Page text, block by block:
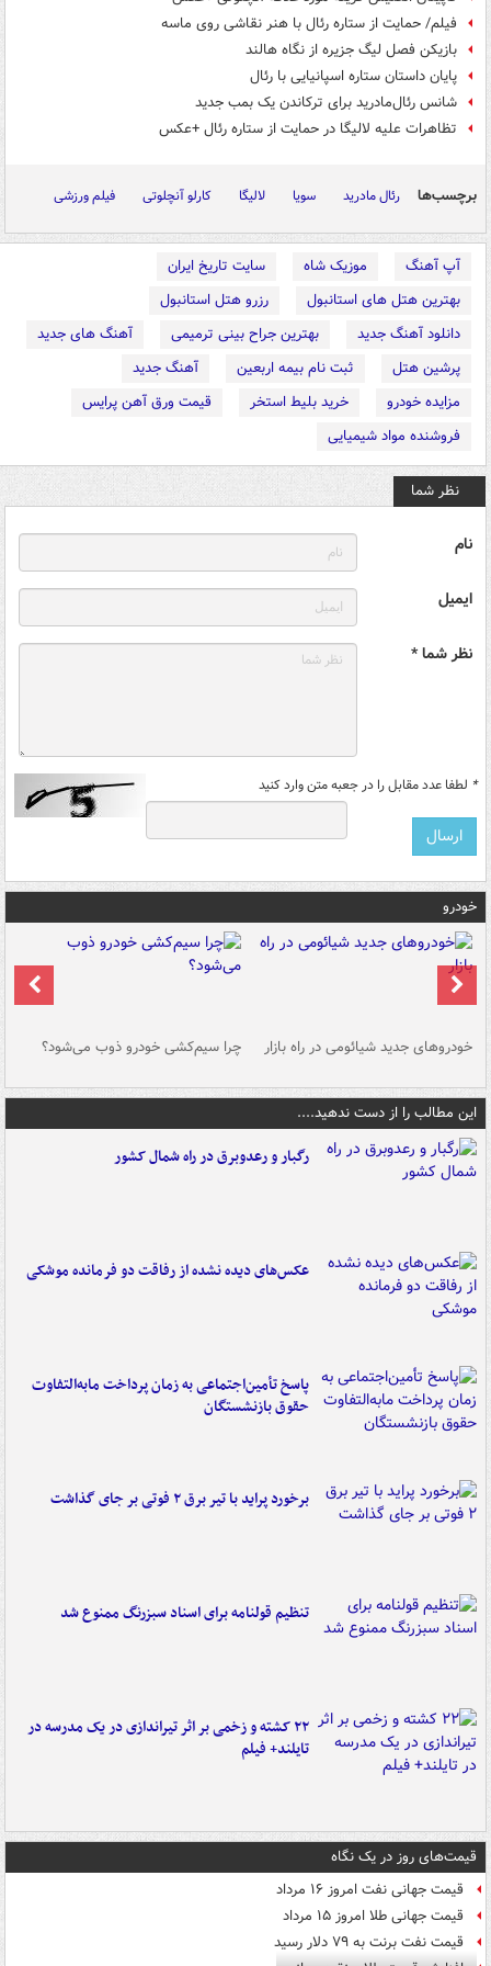
فیلم/ حمایت از ستاره رئال با هنر نقاشی روی ماسه
بازیکن فصل لیگ جزیره از نگاه هالند
پایان داستان ستاره اسپانیایی با رئال
شانس رئال‌مادرید برای ترکاندن یک بمب جدید
تظاهرات علیه لالیگا در حمایت از ستاره رئال +عکس
برچسب‌ها رئال مادرید سویا لالیگا کارلو آنچلوتی فیلم ورزشی
آپ آهنگ موزیک شاه
سایت تاریخ ایران
بهترین هتل های استانبول
رزرو هتل استانبول
دانلود آهنگ جدید
بهترین جراح بینی ترمیمی
آهنگ های جدید
پرشین هتل
ثبت نام بیمه اربعین
آهنگ جدید
مزایده خودرو
خرید بلیط استخر
قیمت ورق آهن پرایس
فروشنده مواد شیمیایی
نظر شما
نام
ایمیل
نظر شما *
* لطفا عدد مقابل را در جعبه متن وارد کنید
خودرو
خودروهای جدید شیائومی در راه بازار چرا سیم‌کشی خودرو ذوب می‌شود؟
این مطالب را از دست ندهید....
رگبار و رعدوبرق در راه شمال کشور
عکس‌های دیده نشده از رفاقت دو فرمانده‌ موشکی
پاسخ تأمین‌اجتماعی به زمان پرداخت مابه‌التفاوت
حقوق بازنشستگان
برخورد پراید با تیر برق ۲ فوتی بر جای گذاشت
تنظیم قولنامه برای اسناد سبزرنگ ممنوع شد
۲۲ کشته و زخمی بر اثر تیراندازی در یک مدرسه در
تایلند+ فیلم
قیمت‌های روز در یک نگاه
قیمت جهانی نفت امروز ۱۶ مرداد
قیمت جهانی طلا امروز ۱۵ مرداد
قیمت نفت برنت به ۷۹ دلار رسید